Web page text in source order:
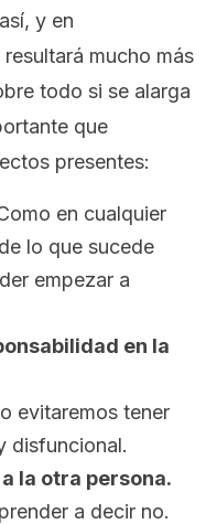
y en
resultará mucho más
todo si se alarga
que
presentes:
en cualquier
lo que sucede
empezar a
en la
evitaremos tener
disfuncional.
la otra persona.
a decir no.